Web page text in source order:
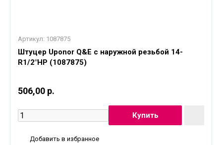
Артикул: 1087875
Штуцер Uponor Q&E с наружной резьбой 14-
R1/2"НР (1087875)
506,00 р.
Добавить в избранное